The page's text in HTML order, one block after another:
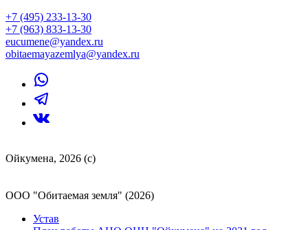
+7 (495) 233-13-30
+7 (963) 833-13-30
eucumene@yandex.ru
obitaemayazemlya@yandex.ru
Ойкумена, 2026 (с)
ООО "Обитаемая земля" (2026)
Устав